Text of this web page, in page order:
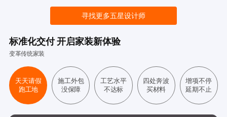
寻找更多五星设计师
标准化交付 开启家装新体验
变革传统家装
天天请假
跑工地
施工外包
没保障
工艺水平
不达标
四处奔波
买材料
增项不停
延期不止